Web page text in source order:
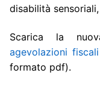
disabilità
Scarica la
agevolazioni
formato pdf).